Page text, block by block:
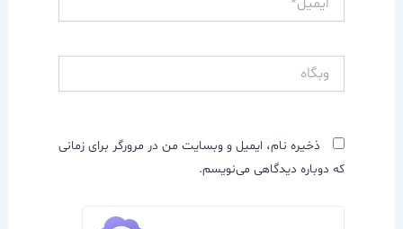
ذخیره نام، ایمیل و وبسایت من در مرورگر برای زمانی
که دوباره دیدگاهی می‌نویسم.